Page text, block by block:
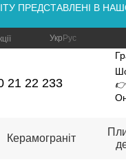
ПРЕДСТАВЛЕНІ В
Укр Рус
21 22 233
Керамограніт